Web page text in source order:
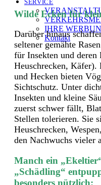
SERVICE
IHRE
Kontakt
Wilde Ecken für
Darüber hinaus
seltener gemähte
für Insekten und deren
Heuschrecken,
und Hecken bieten
Sichtschutz. Unter
Insekten und kleine
zuerst schwer fällt,
Stellen tolerieren. Sie
Heuschrecken,
den Nachwuchs vieler
Manch ein
„Schädling“
besonders nützlich: